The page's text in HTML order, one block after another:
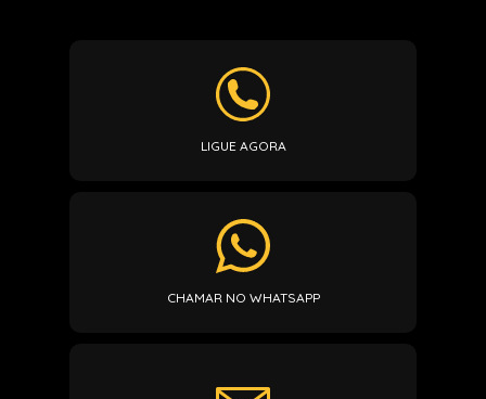
LIGUE AGORA
CHAMAR NO WHATSAPP